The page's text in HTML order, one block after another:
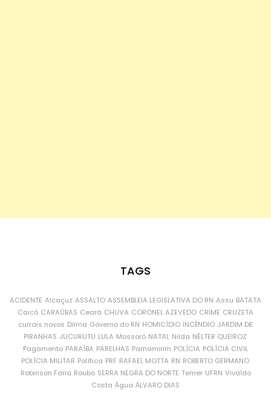
TAGS
ACIDENTE Alcaçuz ASSALTO ASSEMBLEIA LEGISLATIVA DO RN Assu BATATA
Caicó CARAÚBAS Ceará CHUVA CORONEL AZEVEDO CRIME CRUZETA
currais novos Dilma Governo do RN HOMICÍDIO INCÊNDIO JARDIM DE
PIRANHAS JUCURUTU LULA Mossoró NATAL Nilda NÉLTER QUEIROZ
Pagamento PARAÍBA PARELHAS Parnamirim POLÍCIA POLÍCIA CIVIL
POLÍCIA MILITAR Política PRF RAFAEL MOTTA RN ROBERTO GERMANO
Robinson Faria Roubo SERRA NEGRA DO NORTE Temer UFRN Vivaldo
Costa Água ÁLVARO DIAS